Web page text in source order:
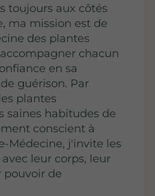
toujours aux côtés
ma mission est de
des plantes
chacun
en sa
guérison. Par
plantes
saines habitudes de
conscient à
Médecine, j'invite les
leur corps, leur
de